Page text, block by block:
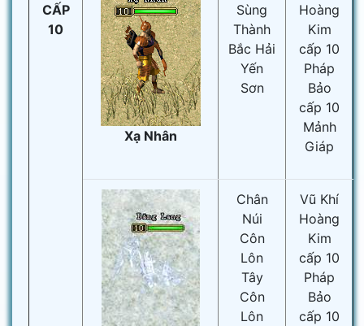
CẤP
10
Xạ Nhân
Sùng
Thành
Bắc Hải
Yến
Sơn
Hoàng
Kim
cấp 10
Pháp
Bảo
cấp 10
Mảnh
Giáp
Chân
Núi
Côn
Lôn
Tây
Côn
Lôn
Vũ Khí
Hoàng
Kim
cấp 10
Pháp
Bảo
cấp 10